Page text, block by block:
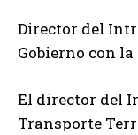
Director del
Gobierno con
El director del
Transporte